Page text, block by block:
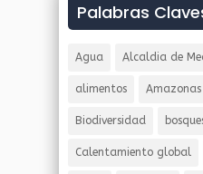
Palabras
Agua Alcaldia de
alimentos Amazonas
Biodiversidad
Calentamiento global